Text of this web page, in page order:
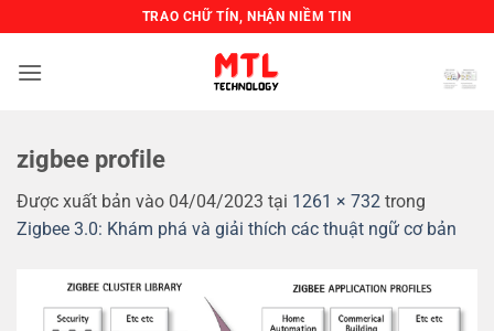
qua
nội
TRAO CHỮ TÍN, NHẬN NIỀM TIN
zigbee profile
Được xuất bản vào 04/04/2023 tại 1261 × 732 trong
Zigbee 3.0: Khám phá và giải thích các thuật ngữ cơ bản